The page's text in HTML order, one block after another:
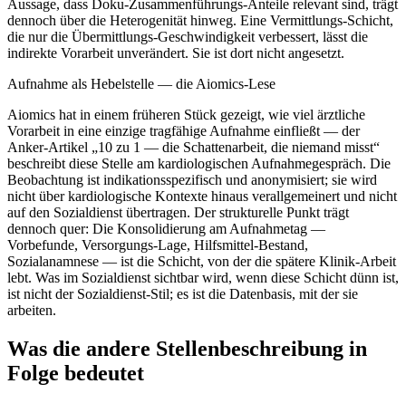
Aussage, dass Doku-Zusammenführungs-Anteile relevant sind, trägt
dennoch über die Heterogenität hinweg. Eine Vermittlungs-Schicht,
die nur die Übermittlungs-Geschwindigkeit verbessert, lässt die
indirekte Vorarbeit unverändert. Sie ist dort nicht angesetzt.
Aufnahme als Hebelstelle — die Aiomics-Lese
Aiomics hat in einem früheren Stück gezeigt, wie viel ärztliche
Vorarbeit in eine einzige tragfähige Aufnahme einfließt — der
Anker-Artikel „10 zu 1 — die Schattenarbeit, die niemand misst“
beschreibt diese Stelle am kardiologischen Aufnahmegespräch. Die
Beobachtung ist indikationsspezifisch und anonymisiert; sie wird
nicht über kardiologische Kontexte hinaus verallgemeinert und nicht
auf den Sozialdienst übertragen. Der strukturelle Punkt trägt
dennoch quer: Die Konsolidierung am Aufnahmetag —
Vorbefunde, Versorgungs-Lage, Hilfsmittel-Bestand,
Sozialanamnese — ist die Schicht, von der die spätere Klinik-Arbeit
lebt. Was im Sozialdienst sichtbar wird, wenn diese Schicht dünn ist,
ist nicht der Sozialdienst-Stil; es ist die Datenbasis, mit der sie
arbeiten.
Was die andere Stellenbeschreibung in
Folge bedeutet